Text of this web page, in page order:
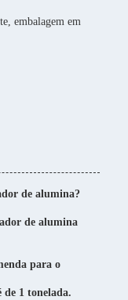
embalagem em
de alumina?
de alumina
para o
1 tonelada.